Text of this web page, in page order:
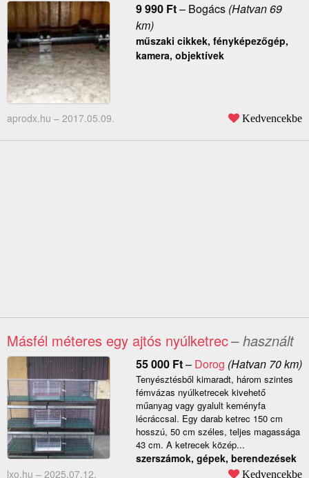
9 990 Ft– Bogács(Hatvan 69
km)
műszaki cikkek, fényképezőgép,
kamera, objektívek
aprodx.hu – 2017.05.09. Kedvencekbe
Másfél méteres egy ajtós nyúlketrec– használt
55 000 Ft– Dorog (Hatvan 70 km)
Tenyésztésből kimaradt, három szintes
fémvázas nyúlketrecek kivehető
műanyag vagy gyalult keményfa
lécráccsal. Egy darab ketrec 150 cm
hosszú, 50 cm széles, teljes magassága
43 cm. A ketrecek közép...
szerszámok, gépek, berendezések
lxo.hu – 2025.07.12. Kedvencekbe